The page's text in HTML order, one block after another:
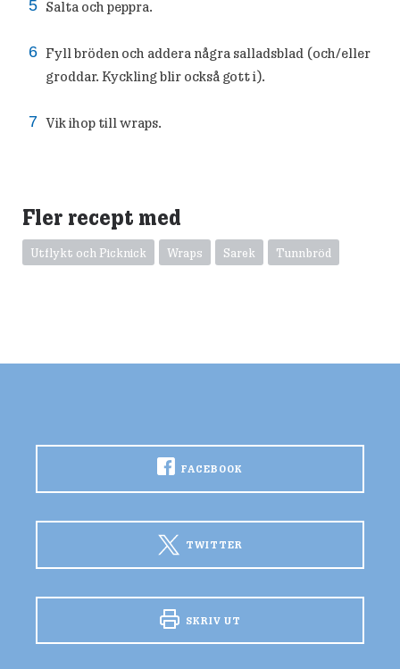
Salta och peppra.
Fyll bröden och addera några salladsblad (och/eller
groddar. Kyckling blir också gott i).
Vik ihop till wraps.
Fler recept med
Utflykt och Picknick Wraps Sarek Tunnbröd
FACEBOOK
TWITTER
SKRIV UT